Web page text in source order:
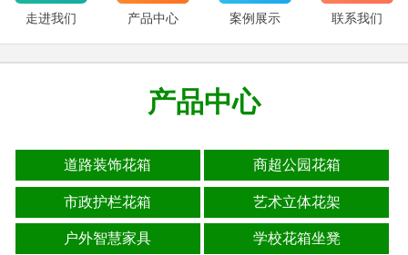
走进我们 产品中心 案例展示 联系我们
产品中心
道路装饰花箱 商超公园花箱
市政护栏花箱 艺术立体花架
户外智慧家具 学校花箱坐凳